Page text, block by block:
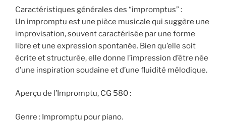
Caractéristiques générales des “impromptus” :
Un impromptu est une pièce musicale qui suggère une
improvisation, souvent caractérisée par une forme
libre et une expression spontanée. Bien qu’elle soit
écrite et structurée, elle donne l’impression d’être née
d’une inspiration soudaine et d’une fluidité mélodique.
Aperçu de l’Impromptu, CG 580 :
Genre : Impromptu pour piano.